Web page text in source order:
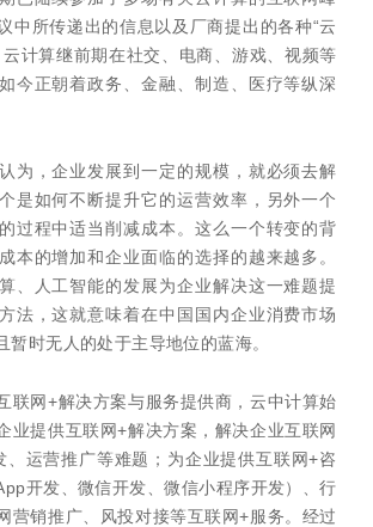
中所传递出的信息以及厂商提出的各种“云
计算继前期在社交、电商、游戏、视频等
今正朝着政务、金融、制造、医疗等纵深
为，企业发展到一定的规模，就必须去解
是如何不断提升它的运营效率，另外一个
过程中适当削减成本。这么一个转变的背
本的增加和企业面临的选择的越来越多。
、人工智能的发展为企业解决这一难题提
法，这就意味着在中国国内企业消费市场
暂时无人的处于主导地位的蓝海。
联网+解决方案与服务提供商，云中计算始
业提供互联网+解决方案，解决企业互联网
、运营推广等难题；为企业提供互联网+咨
开发、微信开发、微信小程序开发）、行
营销推广、风投对接等互联网+服务。经过